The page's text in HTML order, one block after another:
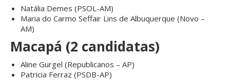
Natália Demes (PSOL-AM)
Maria do Carmo Seffair Lins de Albuquerque (Novo –
AM)
Macapá (2 candidatas)
Aline Gurgel (Republicanos – AP)
Patricia Ferraz (PSDB-AP)